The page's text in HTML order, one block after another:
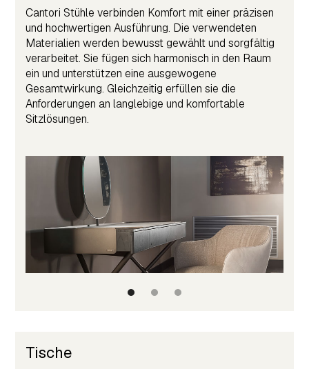
Cantori Stühle verbinden Komfort mit einer präzisen
und hochwertigen Ausführung. Die verwendeten
Materialien werden bewusst gewählt und sorgfältig
verarbeitet. Sie fügen sich harmonisch in den Raum
ein und unterstützen eine ausgewogene
Gesamtwirkung. Gleichzeitig erfüllen sie die
Anforderungen an langlebige und komfortable
Sitzlösungen.
Tische